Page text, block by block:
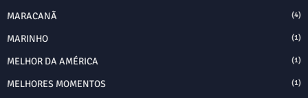
MARACANÃ (4)
MARINHO (1)
MELHOR DA AMÉRICA (1)
MELHORES MOMENTOS (1)